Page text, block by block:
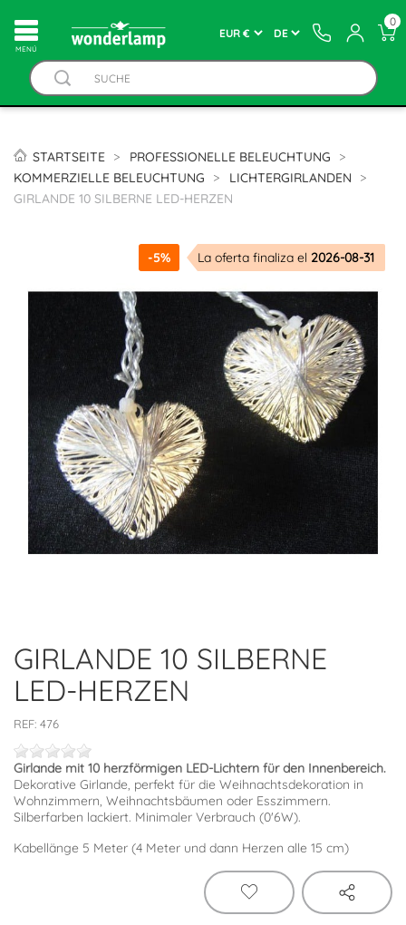
MENÚ
0
STARTSEITE
PROFESSIONELLE BELEUCHTUNG
KOMMERZIELLE BELEUCHTUNG
LICHTERGIRLANDEN
GIRLANDE 10 SILBERNE LED-HERZEN
-5% La oferta finaliza el 2026-08-31
GIRLANDE 10 SILBERNE
LED-HERZEN
REF: 476
Girlande mit 10 herzförmigen LED-Lichtern für den Innenbereich.
Dekorative Girlande, perfekt für die Weihnachtsdekoration in
Wohnzimmern, Weihnachtsbäumen oder Esszimmern.
Silberfarben lackiert. Minimaler Verbrauch (0'6W).
Kabellänge 5 Meter (4 Meter und dann Herzen alle 15 cm)